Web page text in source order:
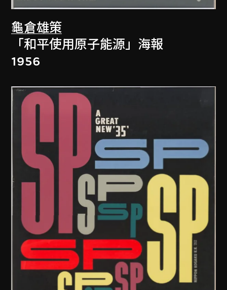
龜倉雄策
「和平使用原子能源」海報
1956